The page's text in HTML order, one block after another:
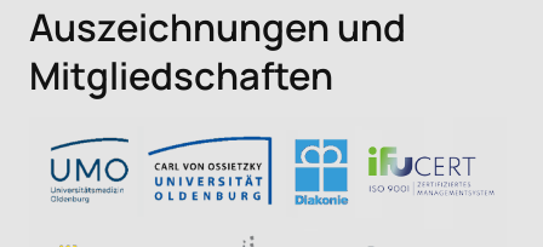
Auszeichnungen und
Mitgliedschaften